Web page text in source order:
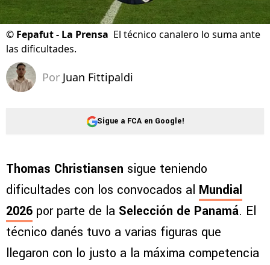
© Fepafut - La Prensa El técnico canalero lo suma ante
las dificultades.
Por Juan Fittipaldi
Sigue a FCA en Google!
Thomas Christiansen sigue teniendo
dificultades con los convocados al Mundial
2026 por parte de la Selección de Panamá. El
técnico danés tuvo a varias figuras que
llegaron con lo justo a la máxima competencia